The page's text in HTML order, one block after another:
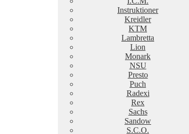
Instruktioner
Kreidler
KTM
Lambretta
Lion
Monark
NSU
Presto
Puch
Radexi
Rex
Sachs
Sandow
S.C.O.